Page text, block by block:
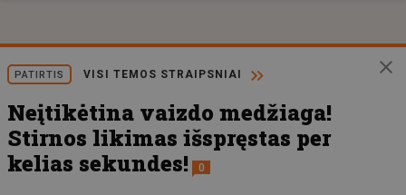
PATIRTIS VISI TEMOS STRAIPSNIAI
Neįtikėtina vaizdo medžiaga!
Stirnos likimas išspręstas per
kelias sekundes!
0